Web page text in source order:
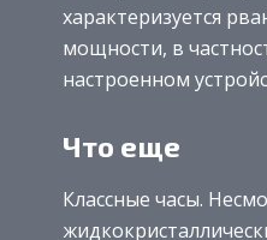
характеризуется
мощности, в
настроенном
Что еще
Классные часы.